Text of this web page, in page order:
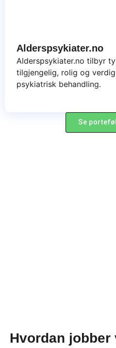
Alderspsykiater.no
Alderspsykiater.no tilbyr
tilgjengelig, rolig og
psykiatrisk behandling.
Se
Hvordan jobber